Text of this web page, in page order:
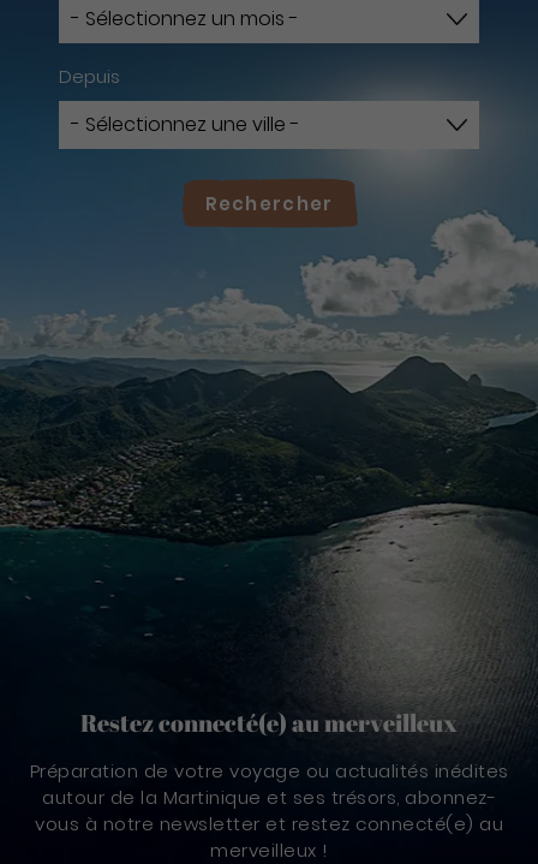
Depuis
Rechercher
Restez connecté(e) au merveilleux
Préparation de votre voyage ou actualités inédites
autour de la Martinique et ses trésors, abonnez-
vous à notre newsletter et restez connecté(e) au
merveilleux !